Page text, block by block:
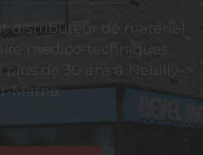
distributeur de matériel
médico-techniques
de 30 ans à Neuilly-
Marne.